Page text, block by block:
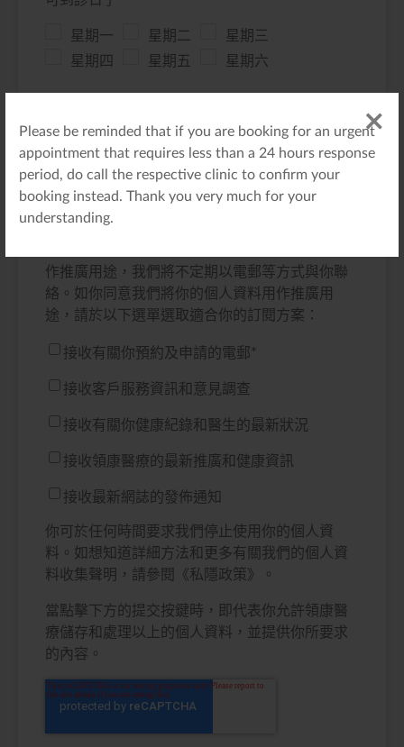
Please be reminded that if you are booking for an urgent
appointment that requires less than a 24 hours response
period, do call the respective clinic to confirm your
booking instead. Thank you very much for your
understanding.
星期一 星期二
星期三
星期四
星期五 星期六
Morning Afternoon Any
領康醫療致力保護你的個人資料。我們所收集及
使用的個人資料只限用於我們業務所需。個人資
作推廣用途，我們將不定期以電郵等方式與你聯
絡。如你同意我們將你的個人資料用作推廣用
途，請於以下選單選取適合你的訂閱方案：
接收有關你預約及申請的電郵 *
接收客戶服務資訊和意見調查
接收有關你健康紀錄和醫生的最新狀況
接收領康醫療的最新推廣和健康資訊
接收最新網誌的發佈通知
你可於任何時間要求我們停止使用你的個人資
料。如想知道詳細方法和更多有關我們的個人資
料收集聲明，請參閱《私隱政策》。
當點擊下方的提交按鍵時，即代表你允許領康醫
療儲存和處理以上的個人資料，並提供你所要求
的內容。